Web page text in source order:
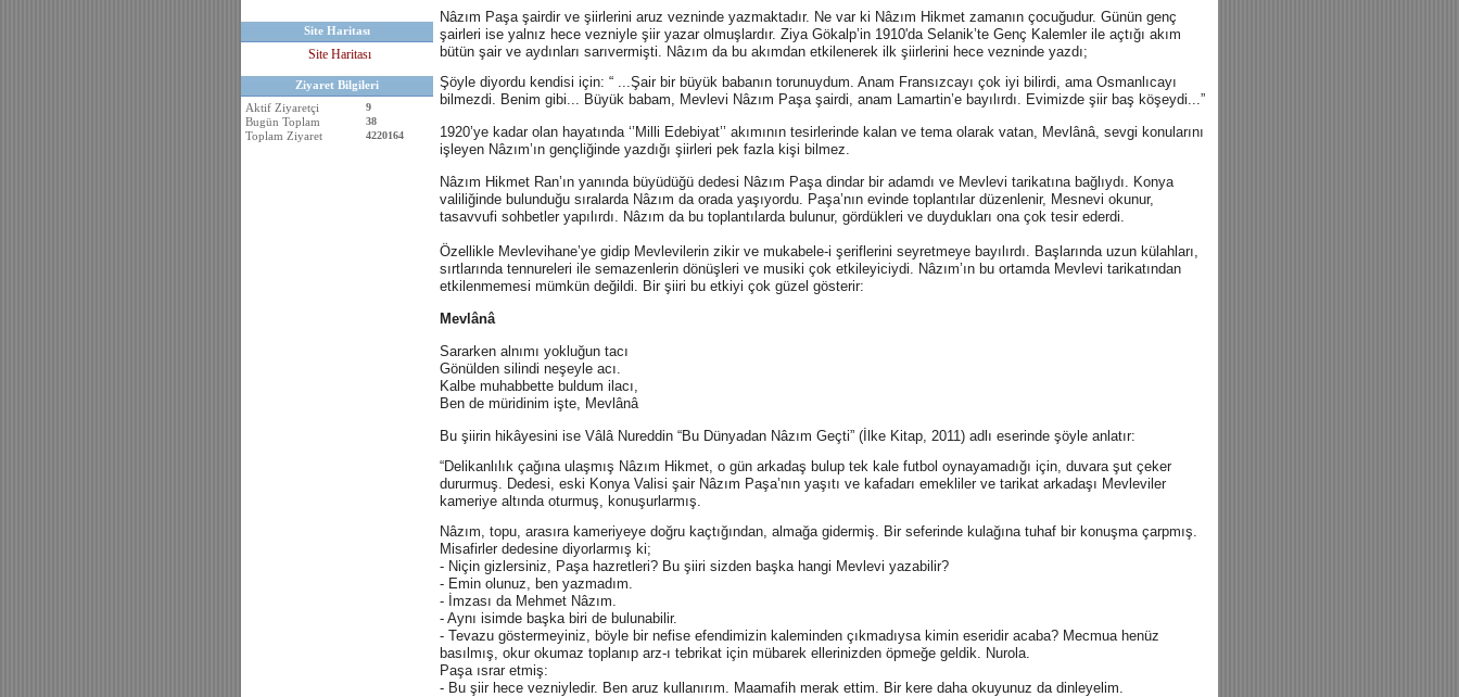
Site Haritası
Site Haritası
Ziyaret Bilgileri
Aktif Ziyaretçi
9
Bugün Toplam 38
Toplam Ziyaret 4220164
Nâzım Paşa şairdir ve şiirlerini aruz vezninde yazmaktadır. Ne var ki Nâzım Hikmet zamanın çocuğudur. Günün genç
şairleri ise yalnız hece vezniyle şiir yazar olmuşlardır. Ziya Gökalp’in 1910'da Selanik’te Genç Kalemler ile açtığı akım
bütün şair ve aydınları sarıvermişti. Nâzım da bu akımdan etkilenerek ilk şiirlerini hece vezninde yazdı;
Şöyle diyordu kendisi için: “ ...Şair bir büyük babanın torunuydum. Anam Fransızcayı çok iyi bilirdi, ama Osmanlıcayı
bilmezdi. Benim gibi... Büyük babam, Mevlevi Nâzım Paşa şairdi, anam Lamartin’e bayılırdı. Evimizde şiir baş köşeydi...”
1920’ye kadar olan hayatında ‘’Milli Edebiyat’’ akımının tesirlerinde kalan ve tema olarak vatan, Mevlânâ, sevgi konularını
işleyen Nâzım’ın gençliğinde yazdığı şiirleri pek fazla kişi bilmez.
Nâzım Hikmet Ran’ın yanında büyüdüğü dedesi Nâzım Paşa dindar bir adamdı ve Mevlevi tarikatına bağlıydı. Konya
valiliğinde bulunduğu sıralarda Nâzım da orada yaşıyordu. Paşa’nın evinde toplantılar düzenlenir, Mesnevi okunur,
tasavvufi sohbetler yapılırdı. Nâzım da bu toplantılarda bulunur, gördükleri ve duydukları ona çok tesir ederdi.
Özellikle Mevlevihane’ye gidip Mevlevilerin zikir ve mukabele-i şeriflerini seyretmeye bayılırdı. Başlarında uzun külahları,
sırtlarında tennureleri ile semazenlerin dönüşleri ve musiki çok etkileyiciydi. Nâzım’ın bu ortamda Mevlevi tarikatından
etkilenmemesi mümkün değildi. Bir şiiri bu etkiyi çok güzel gösterir:
Mevlânâ
Sararken alnımı yokluğun tacı
Gönülden silindi neşeyle acı.
Kalbe muhabbette buldum ilacı,
Ben de müridinim işte, Mevlânâ
Bu şiirin hikâyesini ise Vâlâ Nureddin “Bu Dünyadan Nâzım Geçti” (İlke Kitap, 2011) adlı eserinde şöyle anlatır:
“Delikanlılık çağına ulaşmış Nâzım Hikmet, o gün arkadaş bulup tek kale futbol oynayamadığı için, duvara şut çeker
dururmuş. Dedesi, eski Konya Valisi şair Nâzım Paşa’nın yaşıtı ve kafadarı emekliler ve tarikat arkadaşı Mevleviler
kameriye altında oturmuş, konuşurlarmış.
Nâzım, topu, arasıra kameriyeye doğru kaçtığından, almağa gidermiş. Bir seferinde kulağına tuhaf bir konuşma çarpmış.
Misafirler dedesine diyorlarmış ki;
- Niçin gizlersiniz, Paşa hazretleri? Bu şiiri sizden başka hangi Mevlevi yazabilir?
- Emin olunuz, ben yazmadım.
- İmzası da Mehmet Nâzım.
- Aynı isimde başka biri de bulunabilir.
- Tevazu göstermeyiniz, böyle bir nefise efendimizin kaleminden çıkmadıysa kimin eseridir acaba? Mecmua henüz
basılmış, okur okumaz toplanıp arz-ı tebrikat için mübarek ellerinizden öpmeğe geldik. Nurola.
Paşa ısrar etmiş:
- Bu şiir hece vezniyledir. Ben aruz kullanırım. Maamafih merak ettim. Bir kere daha okuyunuz da dinleyelim.